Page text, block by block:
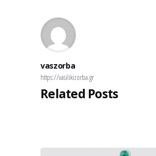
vaszorba
https://vasilikizorba.gr
Related Posts